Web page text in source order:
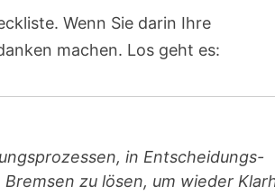
Wenn Sie darin Ihre
machen. Los geht es:
in Entscheidungs-
zu lösen, um wieder